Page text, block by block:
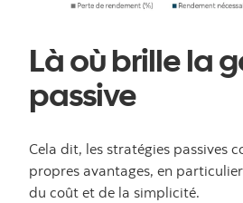
Là où brille la
passive
Cela dit, les stratégies passives
propres avantages, en
du coût et de la simplicité.